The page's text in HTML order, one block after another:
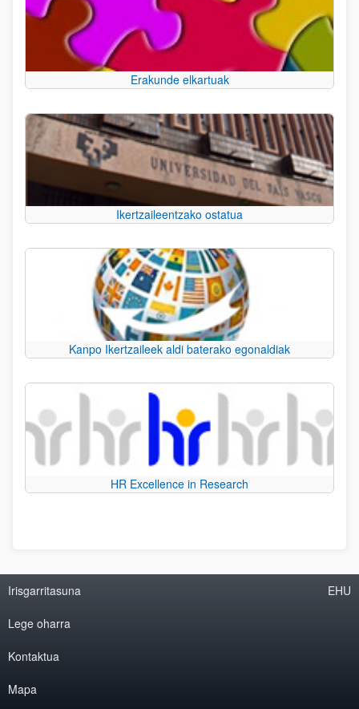
Erakunde elkartuak
Ikertzaileentzako ostatua
Kanpo Ikertzaileek aldi baterako egonaldiak
HR Excellence in Research
Irisgarritasuna
Lege oharra
Kontaktua
Mapa
EHU